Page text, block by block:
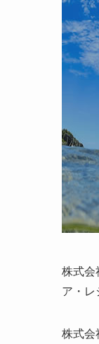
株式会
ア・レ
株式会